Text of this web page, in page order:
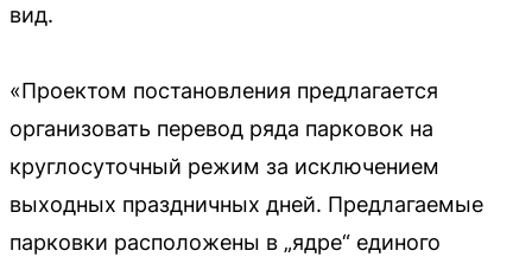
вид.
«Проектом постановления предлагается
организовать перевод ряда парковок на
круглосуточный режим за исключением
выходных праздничных дней. Предлагаемые
парковки расположены в „ядре“ единого